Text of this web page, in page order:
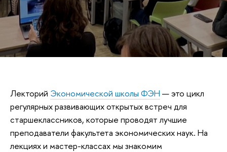
Лекторий Экономической школы ФЭН — это цикл
регулярных развивающих открытых встреч для
старшеклассников, которые проводят лучшие
преподаватели факультета экономических наук. На
лекциях и мастер-классах мы знакомим